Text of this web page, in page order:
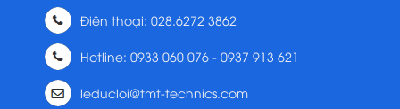
Điện thoại: 028.6272 3862
Hotline: 0933 060 076 - 0937 913 621
leducloi@tmt-technics.com